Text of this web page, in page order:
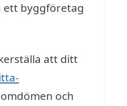
ett byggföretag
att ditt
och